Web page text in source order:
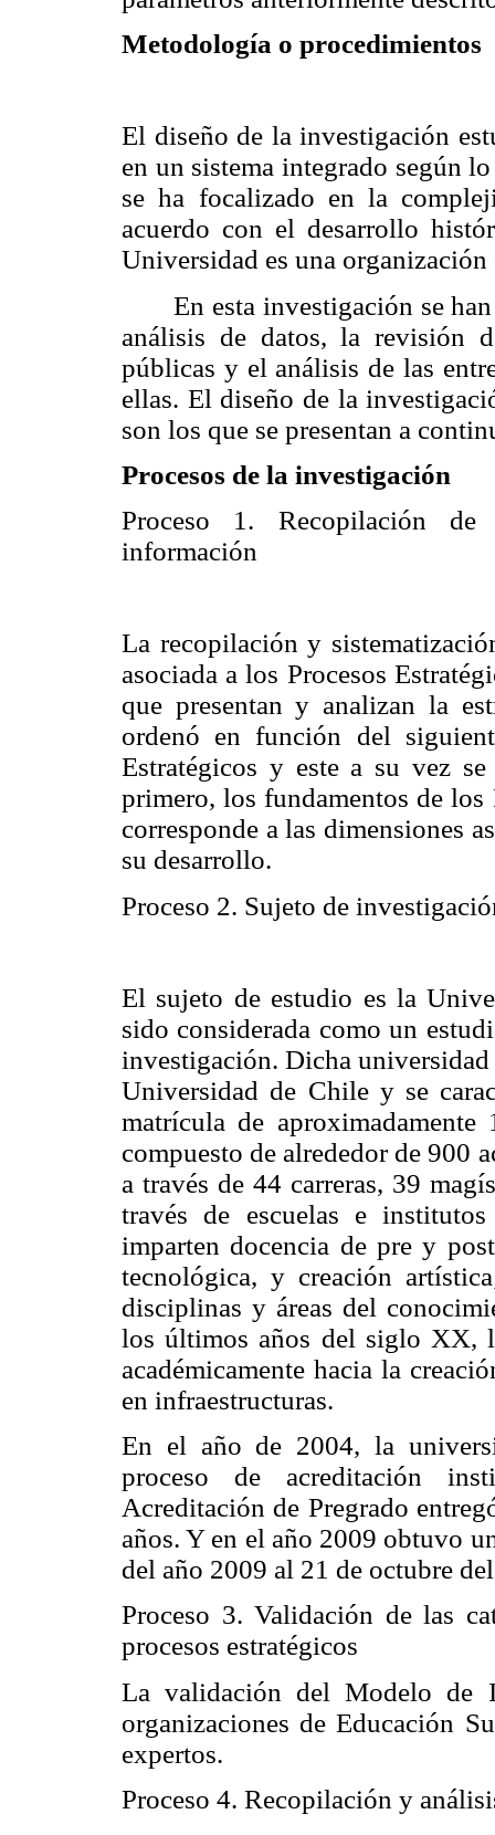
Metodología o procedimientos
El diseño de la investigación
en un sistema integrado según
se ha focalizado en la
acuerdo con el desarrollo
Universidad es una
En esta investigación se
análisis de datos, la revisión
públicas y el análisis de las
ellas. El diseño de la
son los que se presentan a
Procesos de la investigación
Proceso 1. Recopilación
información
La recopilación y
asociada a los Procesos
que presentan y analizan la
ordenó en función del
Estratégicos y este a su vez
primero, los fundamentos de
corresponde a las dimensiones
su desarrollo.
Proceso 2. Sujeto de
El sujeto de estudio es la
sido considerada como un
investigación. Dicha
Universidad de Chile y se
matrícula de
compuesto de alrededor de 900
a través de 44 carreras, 39
través de escuelas e
imparten docencia de pre y
tecnológica, y creación
disciplinas y áreas del
los últimos años del siglo XX,
académicamente hacia la
en infraestructuras.
En el año de 2004, la
proceso de acreditación
Acreditación de Pregrado
años. Y en el año 2009 obtuvo
del año 2009 al 21 de octubre
Proceso 3. Validación de las
procesos estratégicos
La validación del Modelo de
organizaciones de Educación
expertos.
Proceso 4. Recopilación y